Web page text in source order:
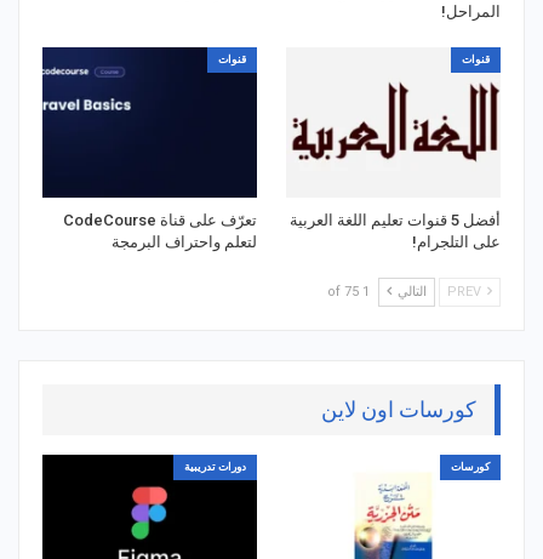
المراحل!
قنوات
أفضل 5 قنوات تعليم اللغة العربية
على التلجرام!
قنوات
تعرّف على قناة CodeCourse
لتعلم واحتراف البرمجة
التالي 1 of 75
كورسات اون لاين
كورسات دورات تدريبية